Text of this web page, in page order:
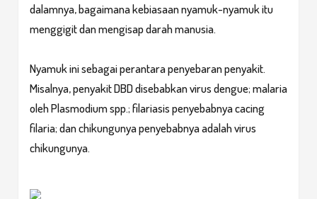
dalamnya, bagaimana kebiasaan nyamuk-nyamuk itu
menggigit dan mengisap darah manusia.
Nyamuk ini sebagai perantara penyebaran penyakit.
Misalnya, penyakit DBD disebabkan virus dengue; malaria
oleh Plasmodium spp.; filariasis penyebabnya cacing
filaria; dan chikungunya penyebabnya adalah virus
chikungunya.